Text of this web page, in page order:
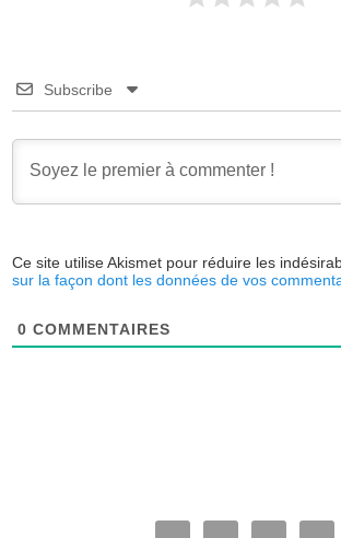
Subscribe
Ce site utilise Akismet pour réduire les
sur la façon dont les données de vos
0 COMMENTAIRES